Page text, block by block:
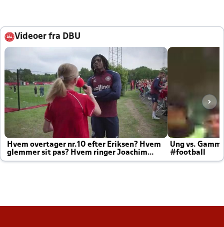
Videoer fra DBU
Hvem overtager nr.10 efter Eriksen? Hvem
glemmer sit pas? Hvem ringer Joachim
altid til efter kampe?
Ung vs.
#football